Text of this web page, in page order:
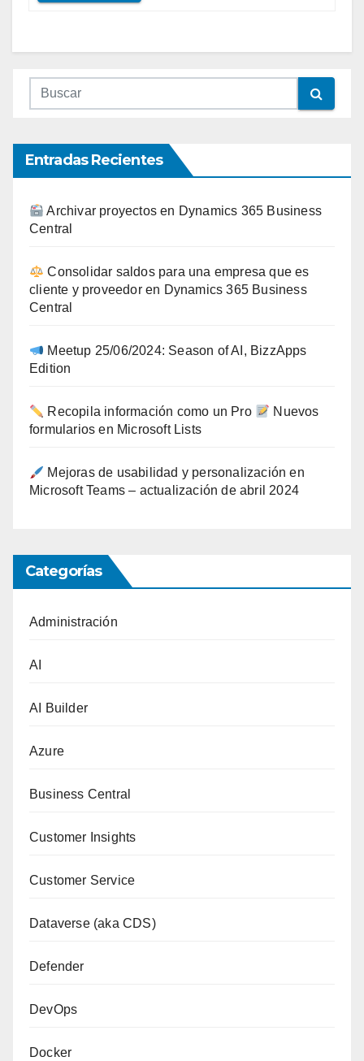
Entradas Recientes
Archivar proyectos en Dynamics 365 Business
Central
Consolidar saldos para una empresa que es
cliente y proveedor en Dynamics 365 Business
Central
Meetup 25/06/2024: Season of AI, BizzApps
Edition
Recopila información como un Pro
Nuevos
formularios en Microsoft Lists
Mejoras de usabilidad y personalización en
Microsoft Teams – actualización de abril 2024
Categorías
Administración
AI
AI Builder
Azure
Business Central
Customer Insights
Customer Service
Dataverse (aka CDS)
Defender
DevOps
Docker